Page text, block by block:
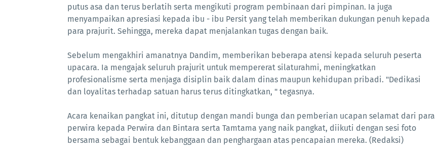
putus asa dan terus berlatih serta mengikuti program pembinaan dari pimpinan. Ia juga
menyampaikan apresiasi kepada ibu - ibu Persit yang telah memberikan dukungan penuh kepada
para prajurit. Sehingga, mereka dapat menjalankan tugas dengan baik.
Sebelum mengakhiri amanatnya Dandim, memberikan beberapa atensi kepada seluruh peserta
upacara. Ia mengajak seluruh prajurit untuk mempererat silaturahmi, meningkatkan
profesionalisme serta menjaga disiplin baik dalam dinas maupun kehidupan pribadi. "Dedikasi
dan loyalitas terhadap satuan harus terus ditingkatkan, " tegasnya.
Acara kenaikan pangkat ini, ditutup dengan mandi bunga dan pemberian ucapan selamat dari para
perwira kepada Perwira dan Bintara serta Tamtama yang naik pangkat, diikuti dengan sesi foto
bersama sebagai bentuk kebanggaan dan penghargaan atas pencapaian mereka. (Redaksi)